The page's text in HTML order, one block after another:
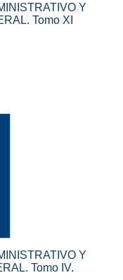
Y
Tomo XI
Y
Tomo IV.